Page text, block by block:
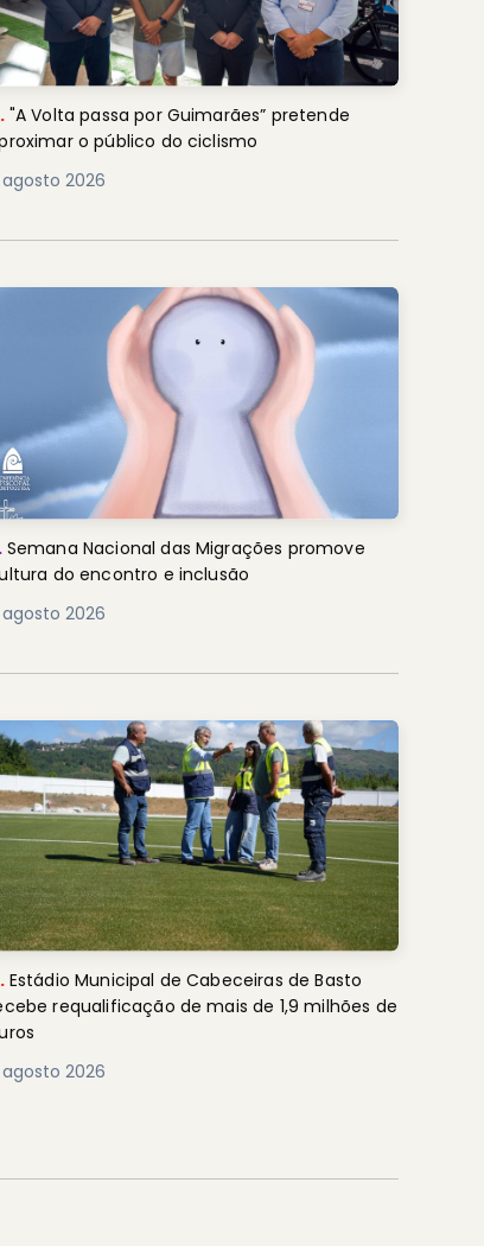
"A Volta passa por Guimarães” pretende
o público do ciclismo
2026
Semana Nacional das Migrações promove
do encontro e inclusão
2026
Estádio Municipal de Cabeceiras de Basto
requalificação de mais de 1,9 milhões de
2026